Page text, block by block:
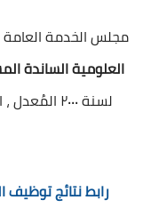
مجلس الخدمة العامة
العلومية الساندة
لسنة ٢٠٠٠
رابط نتائج توظيف